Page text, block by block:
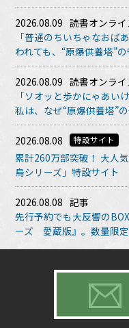
2026.08.09 読書オンライ
「普通のちいちゃなおば
われても、“原爆供養塔”
2026.08.09 読書オンライ
「ソオッと歩かにゃあい
私は、なぜ“原爆供養塔”
2026.08.08 特設サイト
累計260万部突破！ 大人
烏シリーズ」特設サイト
2026.08.08 記事
先行予約でも大反響の
ーズ 愛蔵版』。数量限定